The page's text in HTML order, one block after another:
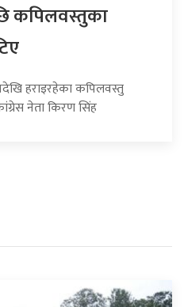
कपिलवस्तुका
हराइरहेका कपिलवस्तु
नेता किरण सिंह